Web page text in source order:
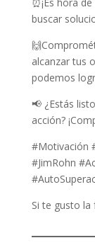
buscar
alcanzar tus
podemos
📢 ¿Estás
acción?
#Motivación
#JimRohn
Si te gusto la